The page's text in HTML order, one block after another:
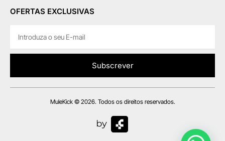
OFERTAS EXCLUSIVAS
Subscrever
MuleKick © 2026. Todos os direitos reservados.